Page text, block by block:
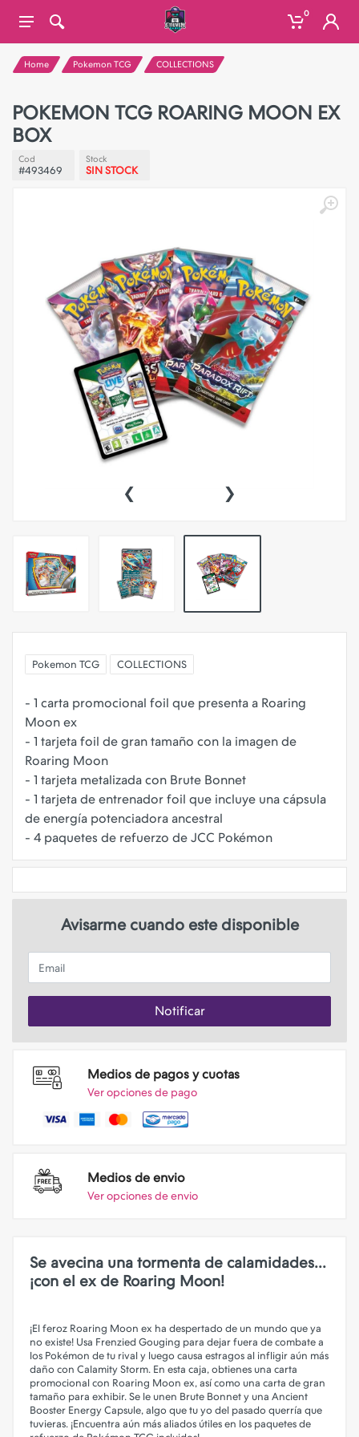
0
Home Pokemon TCG COLLECTIONS
POKEMON TCG ROARING MOON EX
BOX
Cod
#493469
Stock
SIN STOCK
‹ ›
Pokemon TCG COLLECTIONS
- 1 carta promocional foil que presenta a Roaring
Moon ex
- 1 tarjeta foil de gran tamaño con la imagen de
Roaring Moon
- 1 tarjeta metalizada con Brute Bonnet
- 1 tarjeta de entrenador foil que incluye una cápsula
de energía potenciadora ancestral
Avisarme cuando este disponible
Email
Notificar
Medios de pagos y cuotas
Ver opciones de pago
Medios de envio
Ver opciones de envio
Se avecina una tormenta de calamidades...
¡con el ex de Roaring Moon!
¡El feroz Roaring Moon ex ha despertado de un mundo que ya
no existe! Usa Frenzied Gouging para dejar fuera de combate a
los Pokémon de tu rival y luego causa estragos al infligir aún más
daño con Calamity Storm. En esta caja, obtienes una carta
promocional con Roaring Moon ex, así como una carta de gran
tamaño para exhibir. Se le unen Brute Bonnet y una Ancient
Booster Energy Capsule, algo que tu yo del pasado querría que
tuvieras. ¡Encuentra aún más aliados útiles en los paquetes de